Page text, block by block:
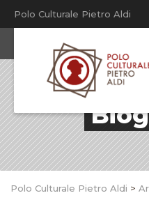
Polo Culturale Pietro Aldi
Polo Culturale Pietro Aldi >